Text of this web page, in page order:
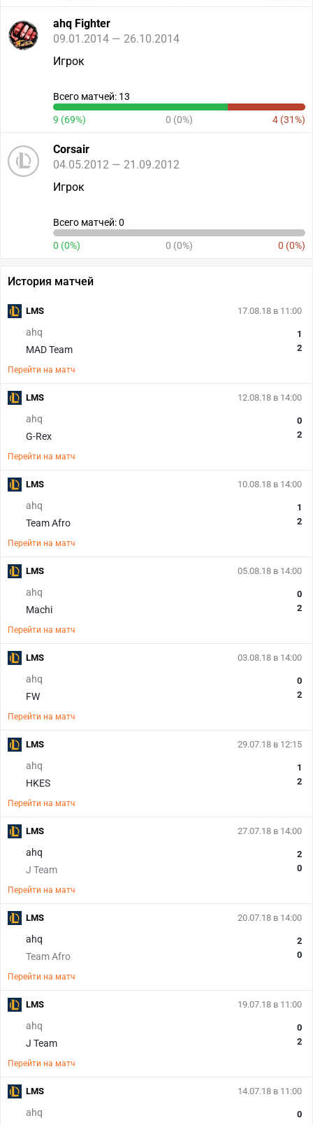
ahq Fighter
09.01.2014 — 26.10.2014
Игрок
Всего матчей: 13
9 (69%) 0 (0%) 4 (31%)
Corsair
04.05.2012 — 21.09.2012
Игрок
Всего матчей: 0
0 (0%) 0 (0%) 0 (0%)
История матчей
17.08.18 в 11:00
ahq
MAD Team
1
2
Перейти на матч
LMS
12.08.18 в 14:00
ahq
G-Rex
0
2
Перейти на матч
LMS
10.08.18 в 14:00
ahq
Team Afro
1
2
Перейти на матч
LMS
05.08.18 в 14:00
ahq
Machi
0
2
Перейти на матч
LMS
03.08.18 в 14:00
ahq
FW
0
2
Перейти на матч
LMS
29.07.18 в 12:15
ahq
HKES
1
2
Перейти на матч
LMS
27.07.18 в 14:00
ahq
J Team
2
0
Перейти на матч
LMS
20.07.18 в 14:00
ahq
Team Afro
2
0
Перейти на матч
LMS
19.07.18 в 11:00
ahq
J Team
0
2
Перейти на матч
LMS
14.07.18 в 11:00
ahq
0
LMS